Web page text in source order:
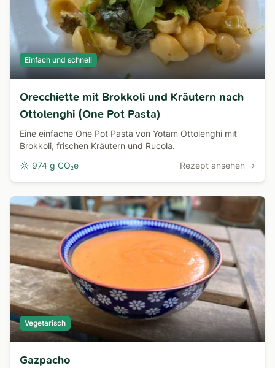
Einfach und schnell
Orecchiette mit Brokkoli und Kräutern nach
Ottolenghi (One Pot Pasta)
Eine einfache One Pot Pasta von Yotam Ottolenghi mit
Brokkoli, frischen Kräutern und Rucola.
974 g CO₂e
Rezept ansehen →
Vegetarisch
Gazpacho